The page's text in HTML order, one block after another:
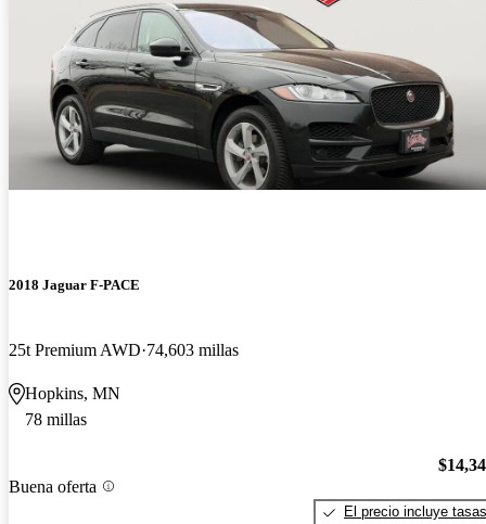
2018 Jaguar F-PACE
25t Premium AWD 74,603 millas
Hopkins, MN
78 millas
Buena oferta
El precio incluye tasas